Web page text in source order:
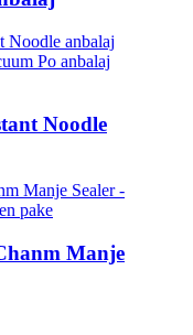
Noodle
Manje